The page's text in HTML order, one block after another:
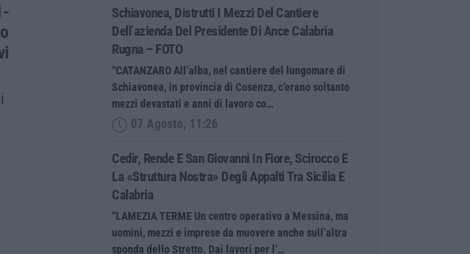
Schiavonea, Distrutti I Mezzi Del Cantiere
Dell’azienda Del Presidente Di Ance Calabria
Rugna – FOTO
“CATANZARO All’alba, nel cantiere del lungomare di
Schiavonea, in provincia di Cosenza, c’erano soltanto
mezzi devastati e anni di lavoro co…
07 Agosto, 11:26
Cedir, Rende E San Giovanni In Fiore, Scirocco E
La «struttura Nostra» Degli Appalti Tra Sicilia E
Calabria
“LAMEZIA TERME Un centro operativo a Messina, ma
uomini, mezzi e imprese da muovere anche sull’altra
sponda dello Stretto. Dai lavori per l’…